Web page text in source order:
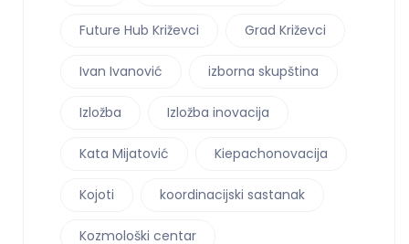
Future Hub Križevci Grad Križevci
Ivan Ivanović izborna skupština
Izložba Izložba inovacija
Kata Mijatović Kiepachonovacija
Kojoti koordinacijski sastanak
Kozmološki centar